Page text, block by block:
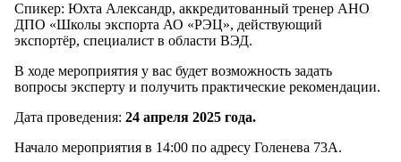
Спикер: Юхта Александр, аккредитованный тренер АНО
ДПО «Школы экспорта АО «РЭЦ», действующий
экспортёр, специалист в области ВЭД.
В ходе мероприятия у вас будет возможность задать
вопросы эксперту и получить практические рекомендации.
Дата проведения: 24 апреля 2025 года.
Начало мероприятия в 14:00 по адресу Голенева 73А.